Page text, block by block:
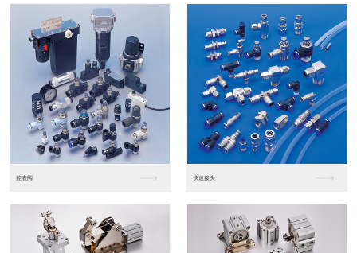
东莞松下PLC 松下人机界面GT07